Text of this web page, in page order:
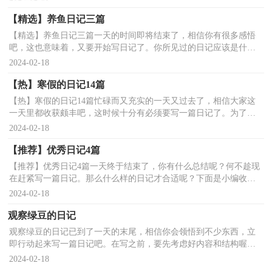
【精选】养鱼日记三篇
【精选】养鱼日记三篇一天的时间即将结束了，相信你有很多感悟
吧，这也意味着，又要开始写日记了。你所见过的日记应该是什么
样的？下面是小编整理的养鱼日记3篇，欢迎大家借鉴与参考，...
2024-02-18
【热】寒假的日记14篇
【热】寒假的日记14篇忙碌而又充实的一天又过去了，相信大家这
一天里都收获颇丰吧，这时候十分有必须要写一篇日记了。为了让
您不再为写日记头疼，以下是小编为大家整理的寒假的日...
2024-02-18
【推荐】优秀日记4篇
【推荐】优秀日记4篇一天终于结束了，你有什么总结呢？何不趁现
在赶紧写一篇日记。那么什么样的日记才合适呢？下面是小编收集
整理的优秀日记4篇，欢迎阅读，希望大家能够喜欢。优秀日...
2024-02-18
观察绿豆的日记
观察绿豆的日记已到了一天的末尾，相信你会领悟到不少东西，立
即行动起来写一篇日记吧。在写之前，要先考虑好内容和结构喔！
以下是小编整理的观察绿豆的日记，欢迎大家借鉴与参考，希望...
2024-02-18